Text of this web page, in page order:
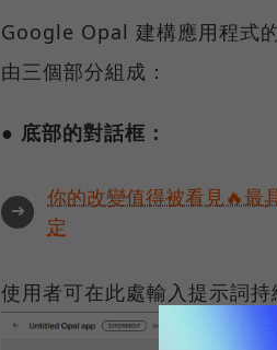
Google Opal 建構應用程式
由三個部分組成：
● 底部的對話框：
➜
你的改變值得被看見🔥最
定
使用者可在此處輸入提示詞